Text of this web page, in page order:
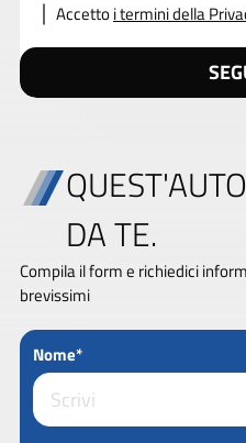
Accettoi termini della
DA TE.
Compila il form e richiedici
brevissimi
Nome*